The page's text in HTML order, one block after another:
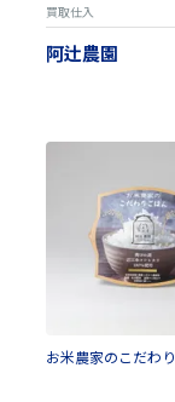
買取仕入
阿辻農園
お米農家のこだわ